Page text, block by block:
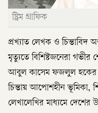
স্ট্রিম গ্রাফিক
প্রখ্যাত লেখক ও
মৃত্যুতে বিশিষ্টজনেরা গভীর
আবুল কাসেম ফজলুল হকের
চিন্তায় আপোশহীন ভূমিকা,
লেখালেখির মাধ্যমে দেশের